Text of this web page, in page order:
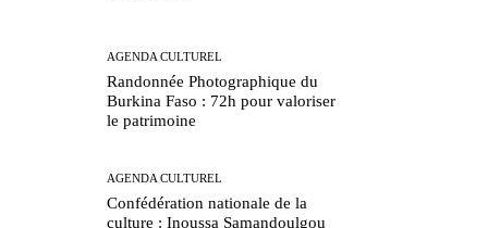
AGENDA CULTUREL
Randonnée Photographique du
Burkina Faso : 72h pour valoriser
le patrimoine
AGENDA CULTUREL
Confédération nationale de la
culture : Inoussa Samandoulgou